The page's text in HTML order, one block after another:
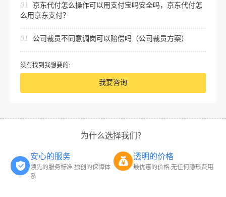
01
京东代付怎么操作可以用支付宝吗安全吗，京东代付怎
么用京东支付？
01 公司裁员不同意调岗可以赔偿吗（公司裁员方案）
没有找到我想要的:
我要咨询
为什么选择我们？
安心的服务
领先的服务标准 独创的保障体
系
透明的价格
最优惠的价格 无任何隐形费用